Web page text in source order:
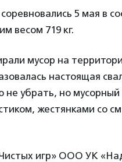
5 мая в
весом 719 кг.
мусор на
настоящая
не убрать, но
жестянками со
игр» ООО УК